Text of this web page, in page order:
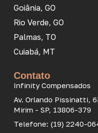
Goiânia, GO
Rio Verde, GO
Palmas, TO
Cuiabá, MT
Contato
Infinity Compensados
Av. Orlando Pissinatti,
Mirim - SP, 13806-379
Telefone: (19) 2240-